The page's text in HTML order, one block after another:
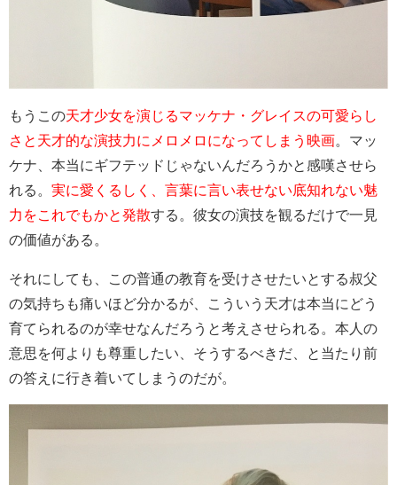
もうこの天才少女を演じるマッケナ・グレイスの可愛らし
さと天才的な演技力にメロメロになってしまう映画。マッ
ケナ、本当にギフテッドじゃないんだろうかと感嘆させら
れる。 実に愛くるしく、言葉に言い表せない底知れない魅
力をこれでもかと発散する。彼女の演技を観るだけで一見
の価値がある。
それにしても、この普通の教育を受けさせたいとする叔父
の気持ちも痛いほど分かるが、こういう天才は本当にどう
育てられるのが幸せなんだろうと考えさせられる。本人の
意思を何よりも尊重したい、そうするべきだ、と当たり前
の答えに行き着いてしまうのだが。